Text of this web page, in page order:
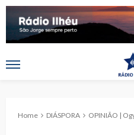
Home DIÁSPORA OPINIÃO | Ogygia: